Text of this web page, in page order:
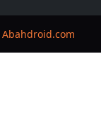
Abahdroid.com